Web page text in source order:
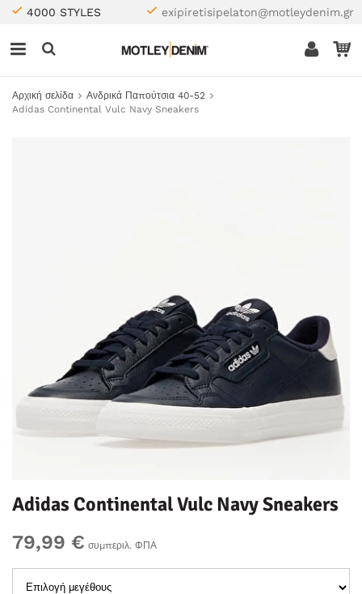
4000 STYLES exipiretisipelaton@motleydenim.gr
Αρχική σελίδα
Ανδρικά Παπούτσια 40-52
Adidas Continental Vulc Navy Sneakers
Adidas Continental Vulc Navy Sneakers
79,99 € συμπεριλ. ΦΠΑ